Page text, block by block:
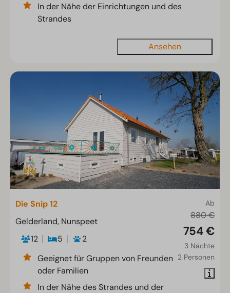
In der Nähe der Einrichtungen und des
Strandes
Ansehen
Ab
880 €
754 €
3 Nächte
2 Personen
Die Snip 12
Gelderland, Nunspeet
12
5
2
Geeignet für Gruppen von Freunden
oder Familien
In der Nähe des Strandes und der